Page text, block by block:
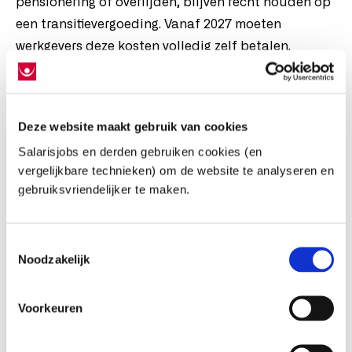
Deze website maakt gebruik van cookies
Salarisjobs en derden gebruiken cookies (en
vergelijkbare technieken) om de website te analyseren en
gebruiksvriendelijker te maken.
Noodzakelijk
Voorkeuren
pensionering of overlijden, blijven recht houden op
een transitievergoeding. Vanaf 2027 moeten
werkgevers deze kosten volledig zelf betalen.
Mogelijke veranderingen in de transitievergoeding
In het coalitieakkoord staat dat wordt onderzocht
hoe de transitievergoeding beter kan helpen bij de
overstap van de ene baan naar de andere. Daarbij
kijkt het kabinet onder andere naar de mogelijkheid
omscholing of hun verplichtingen voor re-integratie